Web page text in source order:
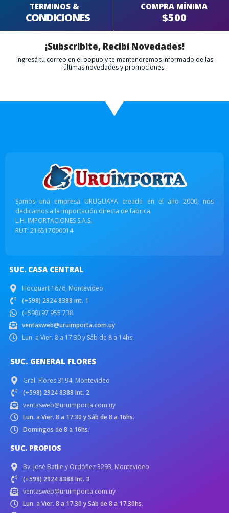
TERMINOS &
CONDICIONES
COMPRA MÍNIMA
$500
¡Subscribite, Recibí Novedades!
Ingresá tu correo en el popup y te mantendremos informado de las
últimas novedades y promociones.
Somos una empresa URUGUAYA creada en el año 2000, nos
dedicamos a la importación directa de fabrica.
L.H. IMPORTACIONES S.A.S.
RUT: 216517090014
SUC. CASA CENTRAL
Hocquart 1676, Montevideo
(+598) 2924 8388 int. 1
(+598) 97 955 738
ventasweb@uruimporta.com.uy
Lun. a Vier. 8 a 17:30 y Sáb de 8 a 14hs.
SUC. GENERAL FLORES
Gral. Flores 3194, Montevideo
(+598) 2924 8388 Int. 2
ventasweb@uruimporta.com.uy
Lun. a Vier. 8 a 17:30 y Sáb de 8 a 16hs.
Domingos de 8 a 16hs.
SUC. PROPIOS
Bv. José Batlle y Ordóñez 3293, Montevideo
(+598) 2924 8388 Int. 3
ventasweb@uruimporta.com.uy
Lun. a Vier. 8 a 17:30 y Sáb de 8 a 17:30hs.